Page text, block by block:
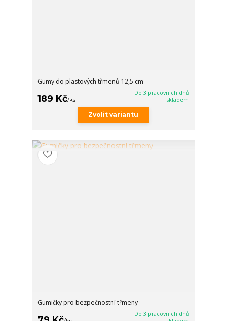
Gumy do plastových třmenů 12,5 cm
189 Kč/ks
Do 3 pracovních dnů
skladem
Zvolit variantu
Gumičky pro bezpečnostní třmeny
Do 3 pracovních dnů